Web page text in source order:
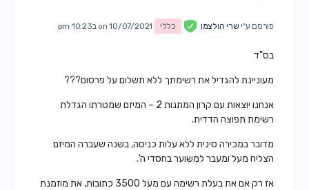
פורסם ע"ישרי הולצמן כללי on 10/07/2021 ב10:23 pm
בס"ד
מעוניינת להגדיל את רשימתך ללא תשלום על פרסום???
אנחנו יוצאות עם קרון המתנות 2 – המיזם שמטרתו הגדלת
רשימת תפוצה הדדית.
מדובר במכירה סינית ללא עלות כניסה, בשנה שעברה המיזם
הצליח מעל ומעבר למשוער בחסדי ה'.
אז רק אם את בעלת רשימה עם מעל 3500 כתובות, את מוזמנת